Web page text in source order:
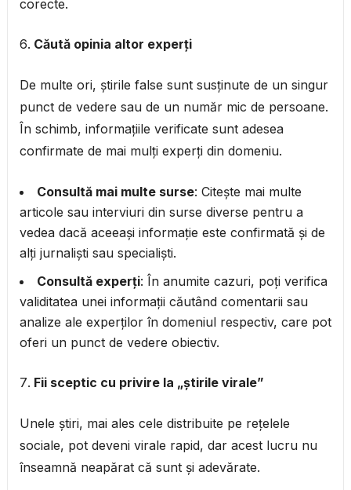
corecte.
Căută opinia altor experți
De multe ori, știrile false sunt susținute de un singur
punct de vedere sau de un număr mic de persoane.
În schimb, informațiile verificate sunt adesea
confirmate de mai mulți experți din domeniu.
Consultă mai multe surse: Citește mai multe
articole sau interviuri din surse diverse pentru a
vedea dacă aceeași informație este confirmată și de
alți jurnaliști sau specialiști.
Consultă experți: În anumite cazuri, poți verifica
validitatea unei informații căutând comentarii sau
analize ale experților în domeniul respectiv, care pot
oferi un punct de vedere obiectiv.
Fii sceptic cu privire la „știrile virale”
Unele știri, mai ales cele distribuite pe rețelele
sociale, pot deveni virale rapid, dar acest lucru nu
înseamnă neapărat că sunt și adevărate.